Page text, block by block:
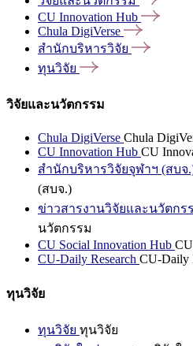
CU Innovation Hub
Chula DigiVerse
สำนักบริหารวิจัย
ทุนวิจัย
วิจัยและนวัตกรรม
Chula DigiVerse Chula
CU Innovation Hub CU
สำนักบริหารวิจัยจุฬาฯ (สบจ
(สบจ.)
ข่าวสารงานวิจัยและนวัตกร
นวัตกรรม
CU Social Innovation Hub
CU-Daily Research CU-Daily
ทุนวิจัย
ทุนวิจัย ทุนวิจัย